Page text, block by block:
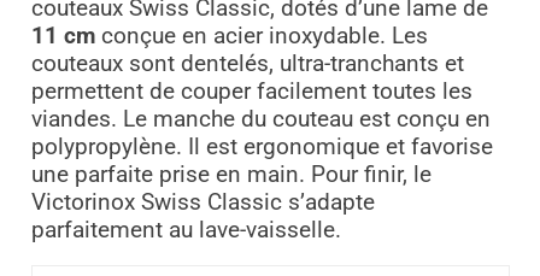
couteaux Swiss Classic, dotés d’une lame de
11 cmconçue en acier inoxydable. Les
couteaux sont dentelés, ultra-tranchants et
permettent de couper facilement toutes les
viandes. Le manche du couteau est conçu en
polypropylène. Il est ergonomique et favorise
une parfaite prise en main. Pour finir, le
Victorinox Swiss Classic s’adapte
parfaitement au lave-vaisselle.